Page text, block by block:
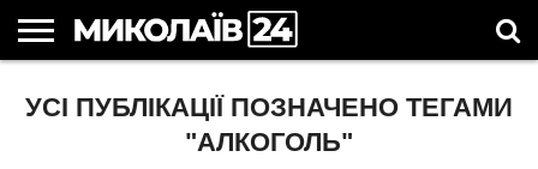
НОВИНИ
НОВИНИ
МИКОЛАЄВА
МИКОЛАЇВСЬКА
ОБЛАСТЬ
НОВИНИ
СПОРТУ
УКРАЇНА
ТА СВІТ
НОВИНИ
КОМПАНІЙ
АСТРОЛОГІЯ
СВЯТА
В
КОРИСНІ
СТАТТІ
УСІ ПУБЛІКАЦІЇ ПОЗНАЧЕНО ТЕГАМИ
"АЛКОГОЛЬ"